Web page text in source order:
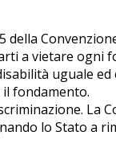
a vietare ogni
uguale
fondamento.
La
lo Stato a